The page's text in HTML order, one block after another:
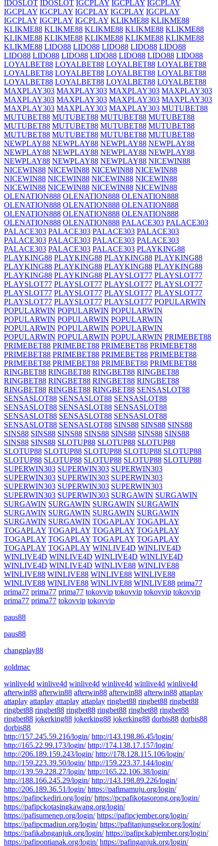
IDOSLOT IDOSLOT IGCPLAY IGCPLAY IGCPLAY
IGCPLAY IGCPLAY IGCPLAY IGCPLAY IGCPLAY
IGCPLAY IGCPLAY IGCPLAY KLIKME88 KLIKME88
KLIKME88 KLIKME88 KLIKME88 KLIKME88 KLIKME88
KLIKME88 KLIKME88 KLIKME88 KLIKME88 KLIKME88
KLIKME88 LIDO88 LIDO88 LIDO88 LIDO88 LIDO88
LIDO88 LIDO88 LIDO88 LIDO88 LIDO88 LIDO88 LIDO88
LOYALBET88 LOYALBET88 LOYALBET88 LOYALBET88
LOYALBET88 LOYALBET88 LOYALBET88 LOYALBET88
LOYALBET88 LOYALBET88 LOYALBET88 LOYALBET88
MAXPLAY303 MAXPLAY303 MAXPLAY303 MAXPLAY303
MAXPLAY303 MAXPLAY303 MAXPLAY303 MAXPLAY303
MAXPLAY303 MAXPLAY303 MAXPLAY303 MUTUBET88
MUTUBET88 MUTUBET88 MUTUBET88 MUTUBET88
MUTUBET88 MUTUBET88 MUTUBET88 MUTUBET88
MUTUBET88 MUTUBET88 MUTUBET88 MUTUBET88
NEWPLAY88 NEWPLAY88 NEWPLAY88 NEWPLAY88
NEWPLAY88 NEWPLAY88 NEWPLAY88 NEWPLAY88
NEWPLAY88 NEWPLAY88 NEWPLAY88 NICEWIN88
NICEWIN88 NICEWIN88 NICEWIN88 NICEWIN88
NICEWIN88 NICEWIN88 NICEWIN88 NICEWIN88
NICEWIN88 NICEWIN88 NICEWIN88 NICEWIN88
OLENATION888 OLENATION888 OLENATION888
OLENATION888 OLENATION888 OLENATION888
OLENATION888 OLENATION888 OLENATION888
OLENATION888 OLENATION888 PALACE303 PALACE303
PALACE303 PALACE303 PALACE303 PALACE303
PALACE303 PALACE303 PALACE303 PALACE303
PALACE303 PALACE303 PALACE303 PLAYKING88
PLAYKING88 PLAYKING88 PLAYKING88 PLAYKING88
PLAYKING88 PLAYKING88 PLAYKING88 PLAYKING88
PLAYKING88 PLAYKING88 PLAYSLOT77 PLAYSLOT77
PLAYSLOT77 PLAYSLOT77 PLAYSLOT77 PLAYSLOT77
PLAYSLOT77 PLAYSLOT77 PLAYSLOT77 PLAYSLOT77
PLAYSLOT77 PLAYSLOT77 PLAYSLOT77 POPULARWIN
POPULARWIN POPULARWIN POPULARWIN
POPULARWIN POPULARWIN POPULARWIN
POPULARWIN POPULARWIN POPULARWIN
POPULARWIN POPULARWIN POPULARWIN PRIMEBET88
PRIMEBET88 PRIMEBET88 PRIMEBET88 PRIMEBET88
PRIMEBET88 PRIMEBET88 PRIMEBET88 PRIMEBET88
PRIMEBET88 PRIMEBET88 PRIMEBET88 PRIMEBET88
RINGBET88 RINGBET88 RINGBET88 RINGBET88
RINGBET88 RINGBET88 RINGBET88 RINGBET88
RINGBET88 RINGBET88 RINGBET88 SENSASLOT88
SENSASLOT88 SENSASLOT88 SENSASLOT88
SENSASLOT88 SENSASLOT88 SENSASLOT88
SENSASLOT88 SENSASLOT88 SENSASLOT88
SENSASLOT88 SENSASLOT88 SINS88 SINS88 SINS88
SINS88 SINS88 SINS88 SINS88 SINS88 SINS88 SINS88
SINS88 SINS88 SLOTUP88 SLOTUP88 SLOTUP88
SLOTUP88 SLOTUP88 SLOTUP88 SLOTUP88 SLOTUP88
SLOTUP88 SLOTUP88 SLOTUP88 SLOTUP88 SLOTUP88
SUPERWIN303 SUPERWIN303 SUPERWIN303
SUPERWIN303 SUPERWIN303 SUPERWIN303
SUPERWIN303 SUPERWIN303 SUPERWIN303
SUPERWIN303 SUPERWIN303 SURGAWIN SURGAWIN
SURGAWIN SURGAWIN SURGAWIN SURGAWIN
SURGAWIN SURGAWIN SURGAWIN SURGAWIN
SURGAWIN SURGAWIN TOGAPLAY TOGAPLAY
TOGAPLAY TOGAPLAY TOGAPLAY TOGAPLAY
TOGAPLAY TOGAPLAY TOGAPLAY TOGAPLAY
TOGAPLAY TOGAPLAY WINLIVE4D WINLIVE4D
WINLIVE4D WINLIVE4D WINLIVE4D WINLIVE4D
WINLIVE4D WINLIVE4D WINLIVE88 WINLIVE88
WINLIVE88 WINLIVE88 WINLIVE88 WINLIVE88
WINLIVE88 WINLIVE88 WINLIVE88 WINLIVE88 prima77
prima77 prima77 prima77 tokovvip tokovvip tokovvip tokovvip
prima77 prima77 tokovvip tokovvip
paus88
paus88
changplay88
goldmac
winlive4d winlive4d winlive4d winlive4d winlive4d winlive4d
afterwin88 afterwin88 afterwin88 afterwin88 afterwin88 attaplay
attaplay attaplay attaplay attaplay ringbet88 ringbet88 ringbet88
ringbet88 ringbet88 ringbet88 ringbet88 ringbet88 ringbet88
ringbet88 jokerking88 jokerking88 jokerking88 dorbis88 dorbis88
dorbis88
http://157.245.59.216/login/ http://143.198.86.45/login/
http://165.22.99.173/login/ http://174.138.17.157/login/
http://206.189.159.243/login/ http://178.128.115.106/login/
http://159.223.39.50/login/ http://159.223.37.144/login/
http://139.59.228.27/login/ http://165.22.106.38/login/
http://188.166.245.29/login/ http://143.198.89.226/login/
http://206.189.36.51/login/ https://pafimamuju.org/login/
https://pafipckediri.org/login/ https://pcpafikotasorong.org/login/
https://pafipckotasingkawang.org/login/
https://pafisumenep.org/login/ https://pafipcjember.org/login/
https://pafipcmadiun.org/login/ https://pafitanjungselor.org/login/
https://pafikabnganjuk.org/login/ https://pafipckabjember.org/login/
https://pafipontianak.org/login/ https://pafinganjuk.org/login/